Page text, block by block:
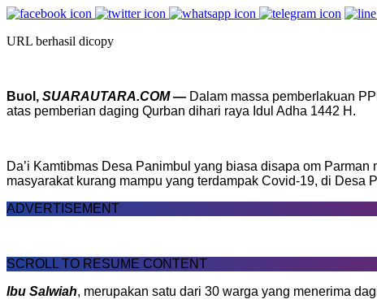
URL berhasil dicopy
Buol, SUARAUTARA.COM— Dalam massa pemberlakuan
atas pemberian daging Qurban dihari raya Idul Adha 1442 H.
Da’i Kamtibmas Desa Panimbul yang biasa disapa om
masyarakat kurang mampu yang terdampak Covid-19, di Desa
ADVERTISEMENT
SCROLL TO RESUME CONTENT
Ibu Salwiah, merupakan satu dari 30 warga yang menerima